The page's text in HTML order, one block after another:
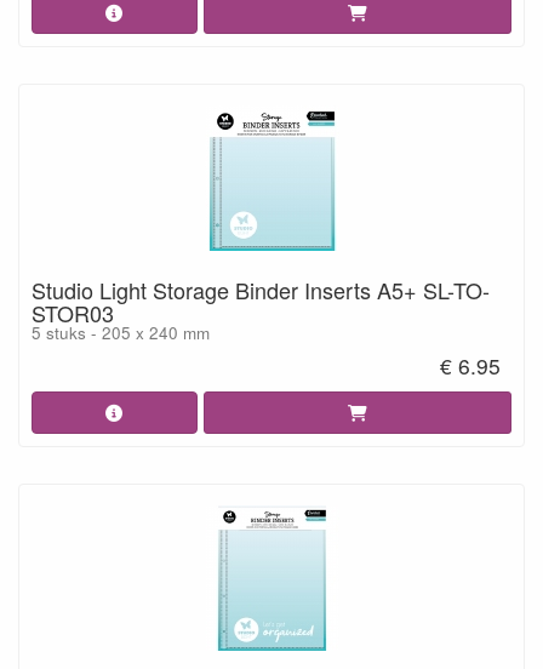
Studio Light Storage Binder Inserts A5+ SL-TO-
STOR03
5 stuks - 205 x 240 mm
€ 6.95